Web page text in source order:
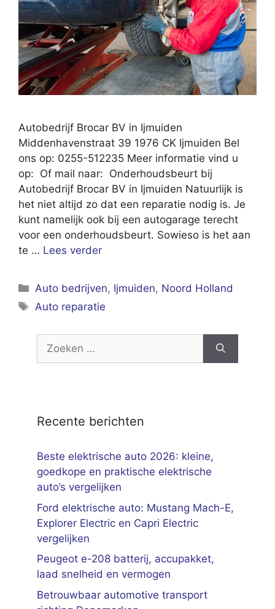
Autobedrijf Brocar BV in Ijmuiden
Middenhavenstraat 39 1976 CK Ijmuiden Bel
ons op: 0255-512235 Meer informatie vind u
op: Of mail naar: Onderhoudsbeurt bij
Autobedrijf Brocar BV in Ijmuiden Natuurlijk is
het niet altijd zo dat een reparatie nodig is. Je
kunt namelijk ook bij een autogarage terecht
voor een onderhoudsbeurt. Sowieso is het aan
te … Lees verder
Categorieën
Auto bedrijven, Ijmuiden, Noord Holland
Tags
Auto reparatie
Zoek
Recente berichten
Beste elektrische auto 2026: kleine,
goedkope en praktische elektrische
auto’s vergelijken
Ford elektrische auto: Mustang Mach-E,
Explorer Electric en Capri Electric
vergelijken
Peugeot e-208 batterij, accupakket,
laad snelheid en vermogen
Betrouwbaar automotive transport